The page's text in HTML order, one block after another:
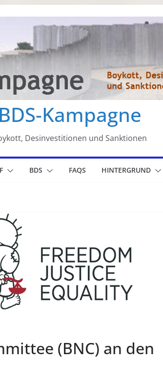
BDS-Kampagne
Desinvestitionen und Sanktionen
BDS FAQS HINTERGRUND
(BNC) an den